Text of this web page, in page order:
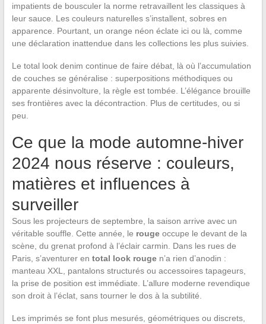
impatients de bousculer la norme retravaillent les classiques à
leur sauce. Les couleurs naturelles s’installent, sobres en
apparence. Pourtant, un orange néon éclate ici ou là, comme
une déclaration inattendue dans les collections les plus suivies.
Le total look denim continue de faire débat, là où l’accumulation
de couches se généralise : superpositions méthodiques ou
apparente désinvolture, la règle est tombée. L’élégance brouille
ses frontières avec la décontraction. Plus de certitudes, ou si
peu.
Ce que la mode automne-hiver
2024 nous réserve : couleurs,
matières et influences à
surveiller
Sous les projecteurs de septembre, la saison arrive avec un
véritable souffle. Cette année, le rougeoccupe le devant de la
scène, du grenat profond à l’éclair carmin. Dans les rues de
Paris, s’aventurer en total look rougen’a rien d’anodin :
manteau XXL, pantalons structurés ou accessoires tapageurs,
la prise de position est immédiate. L’allure moderne revendique
son droit à l’éclat, sans tourner le dos à la subtilité.
Les imprimés se font plus mesurés, géométriques ou discrets,